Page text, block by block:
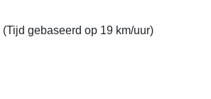
(Tijd gebaseerd op 19 km/uur)